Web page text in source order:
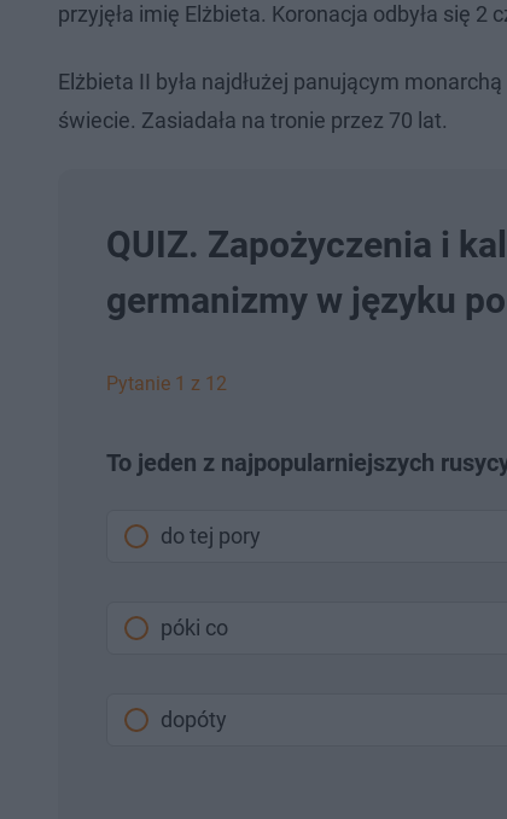
przyjęła imię Elżbieta. Koronacja odbyła się 2
Elżbieta II była najdłużej panującym
świecie. Zasiadała na tronie przez 70 lat.
QUIZ. Zapożyczenia i
germanizmy w języku
Pytanie 1 z 12
To jeden z najpopularniejszych
do tej pory
póki co
dopóty